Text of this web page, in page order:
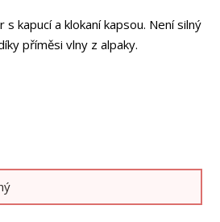
kapucí a klokaní kapsou. Není silný
příměsi vlny z alpaky.